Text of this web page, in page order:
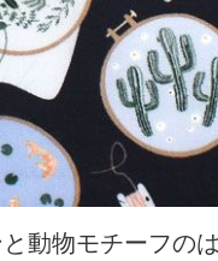
動物モチーフの